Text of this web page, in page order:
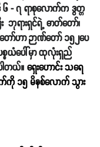
- ၇ ရာစုလောက်က ဒွတ္တ
ဘုရားရှင်ရဲ့ ဓာတ်တော်၊
ာ်ဟာ ဉာဏ်တော် ၁၅၂ပေ
စယံပေါ်မှာ ထုလုံးရှည်
တယ်။ ရှေးဟောင်း သရေ​
ကို ၁၅ မိနစ်လောက် သွား